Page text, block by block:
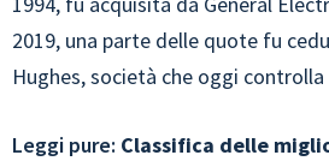
2019, una parte delle quote fu
Hughes, società che oggi
Leggi pure: Classifica delle